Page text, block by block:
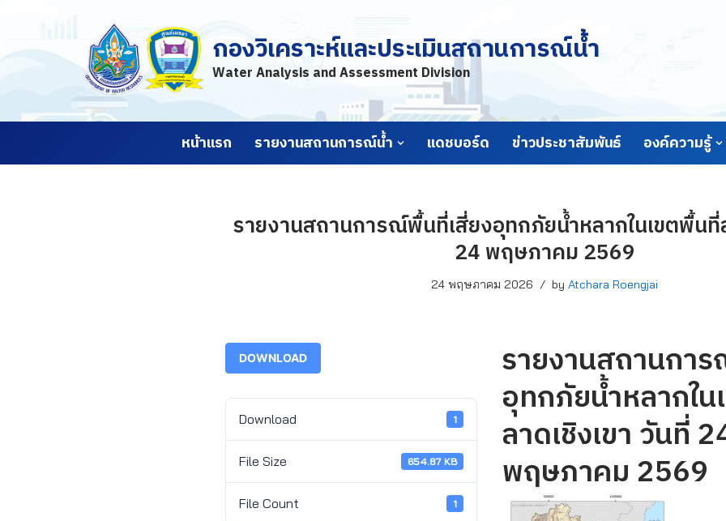
กองวิเคราะห์และประเมินสถานการณ์น้ำ
Water Analysis and Assessment Division
หน้าแรก รายงานสถานการณ์น้ำ แดชบอร์ด ข่าวประชาสัมพันธ์ องค์ความรู้
รายงานสถานการณ์พื้นที่เสี่ยงอุทกภัยน้ำหลากในเขตพื้นที่
24 พฤษภาคม 2569
24 พฤษภาคม 2026 by Atchara Roengjai
DOWNLOAD
Download 1
File Size 654.87 KB
File Count 1
รายงานสถานกา
อุทกภัยน้ำหลากใ
ลาดเชิงเขา วันที่
พฤษภาคม 2569